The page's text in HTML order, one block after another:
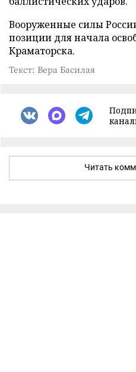
Вооруженные силы
позиции для начала
Краматорска.
Текст: Вера Басилая
Читать